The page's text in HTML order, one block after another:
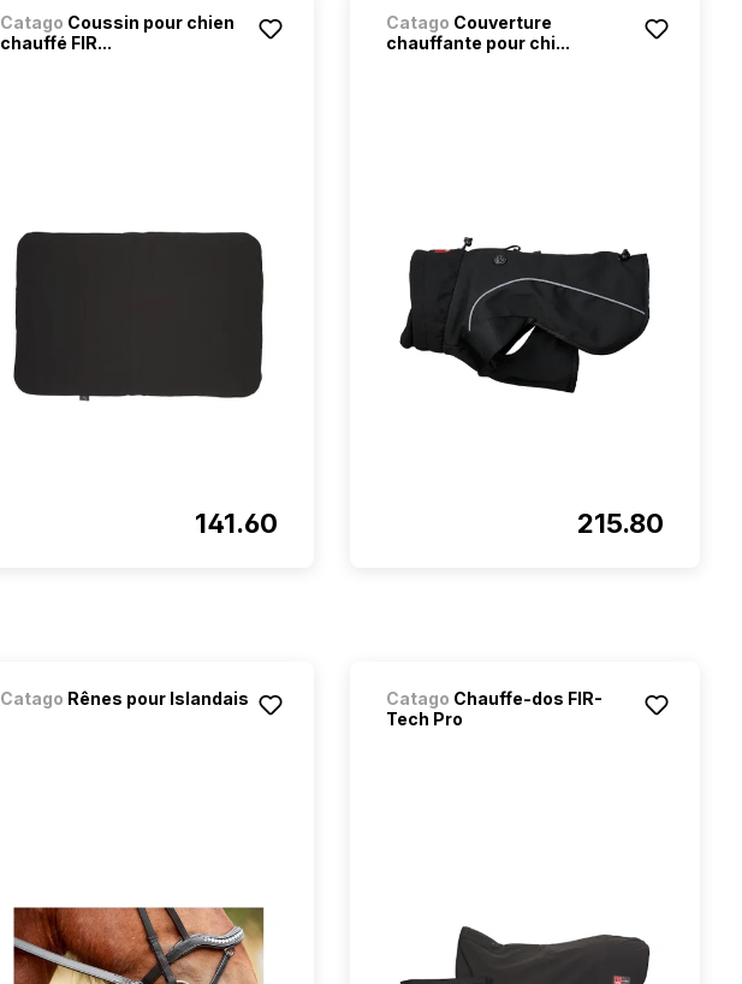
Catago Coussin pour chien
chauffé FIR...
141.60
Catago Couverture
chauffante pour chi...
215.80
Catago Rênes pour Islandais Catago Chauffe-dos FIR-
Tech Pro